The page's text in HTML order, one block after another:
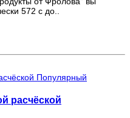
572 с до..
Популярный
расчёской